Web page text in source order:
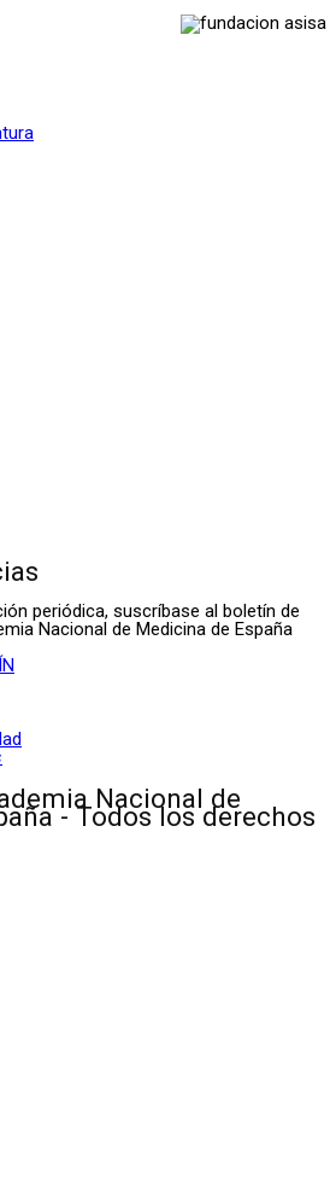
periódica, suscríbase al boletín de
Nacional de Medicina de España
Nacional de
- Todos los derechos